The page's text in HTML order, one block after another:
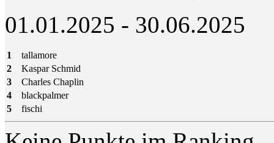
01.01.2025 - 30.06.2025
1
tallamore
2
Kaspar Schmid
3
Charles Chaplin
4
blackpalmer
5
fischi